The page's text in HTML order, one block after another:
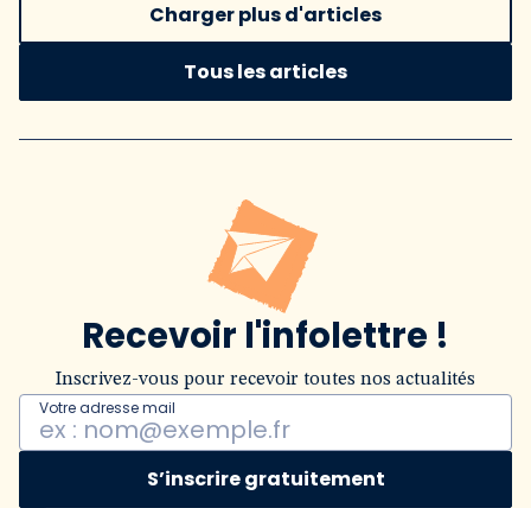
Charger plus d'articles
Tous les articles
Recevoir l'infolettre !
Inscrivez-vous pour recevoir toutes nos actualités
Votre adresse mail
S’inscrire gratuitement